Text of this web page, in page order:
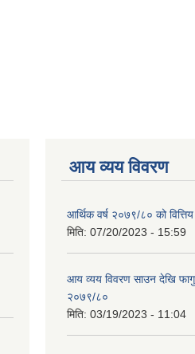
आय व्यय विवरण
आर्थिक वर्ष २०७९/८० को
मिति: 07/20/2023 - 15:59
आय व्यय विवरण साउन देखि
२०७९/८०
मिति: 03/19/2023 - 11:04